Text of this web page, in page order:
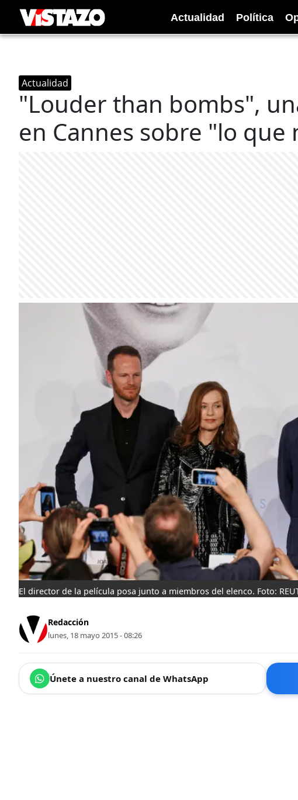
Actualidad Política
Actualidad
"Louder than bombs",
en Cannes sobre "lo que
El director de la película posa junto a miembros del elenco. Foto:
Redacción
lunes, 18 mayo 2015 - 08:26
Únete a nuestro canal de WhatsApp